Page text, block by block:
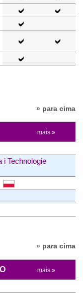
» para cima
mais »
i Technologie
» para cima
mais »